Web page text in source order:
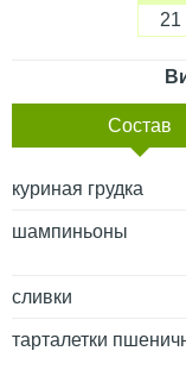
21
Состав
куриная грудка
шампиньоны
сливки
тарталетки